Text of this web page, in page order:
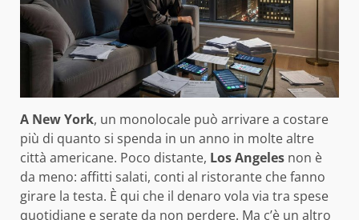
A New York, un monolocale può arrivare a costare
più di quanto si spenda in un anno in molte altre
città americane. Poco distante, Los Angeles non è
da meno: affitti salati, conti al ristorante che fanno
girare la testa. È qui che il denaro vola via tra spese
quotidiane e serate da non perdere. Ma c’è un altro